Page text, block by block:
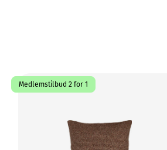
Medlemstilbud 2 for 1